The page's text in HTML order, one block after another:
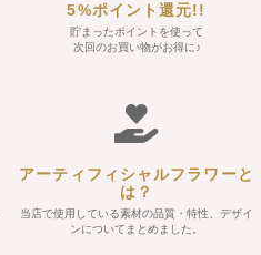
5%ポイント還元!!
貯まったポイントを使って
次回のお買い物がお得に♪
アーティフィシャルフラワーと
は？
当店で使用している素材の品質・特性、デザイ
ンについてまとめました。